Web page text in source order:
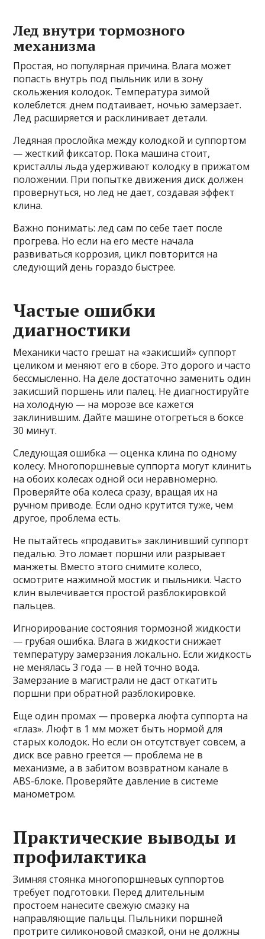
Лед внутри тормозного
механизма
Простая, но популярная причина. Влага может
попасть внутрь под пыльник или в зону
скольжения колодок. Температура зимой
колеблется: днем подтаивает, ночью замерзает.
Лед расширяется и расклинивает детали.
Ледяная прослойка между колодкой и суппортом
— жесткий фиксатор. Пока машина стоит,
кристаллы льда удерживают колодку в прижатом
положении. При попытке движения диск должен
провернуться, но лед не дает, создавая эффект
клина.
Важно понимать: лед сам по себе тает после
прогрева. Но если на его месте начала
развиваться коррозия, цикл повторится на
следующий день гораздо быстрее.
Частые ошибки
диагностики
Механики часто грешат на «закисший» суппорт
целиком и меняют его в сборе. Это дорого и часто
бессмысленно. На деле достаточно заменить один
закисший поршень или палец. Не диагностируйте
на холодную — на морозе все кажется
заклинившим. Дайте машине отогреться в боксе
30 минут.
Следующая ошибка — оценка клина по одному
колесу. Многопоршневые суппорта могут клинить
на обоих колесах одной оси неравномерно.
Проверяйте оба колеса сразу, вращая их на
ручном приводе. Если одно крутится туже, чем
другое, проблема есть.
Не пытайтесь «продавить» заклинивший суппорт
педалью. Это ломает поршни или разрывает
манжеты. Вместо этого снимите колесо,
осмотрите нажимной мостик и пыльники. Часто
клин вылечивается простой разблокировкой
пальцев.
Игнорирование состояния тормозной жидкости
— грубая ошибка. Влага в жидкости снижает
температуру замерзания локально. Если жидкость
не менялась 3 года — в ней точно вода.
Замерзание в магистрали не даст откатить
поршни при обратной разблокировке.
Еще один промах — проверка люфта суппорта на
«глаз». Люфт в 1 мм может быть нормой для
старых колодок. Но если он отсутствует совсем, а
диск все равно греется — проблема не в
механизме, а в забитом возвратном канале в
ABS-блоке. Проверяйте давление в системе
манометром.
Практические выводы и
профилактика
Зимняя стоянка многопоршневых суппортов
требует подготовки. Перед длительным
простоем нанесите свежую смазку на
направляющие пальцы. Пыльники поршней
протрите силиконовой смазкой, они не должны